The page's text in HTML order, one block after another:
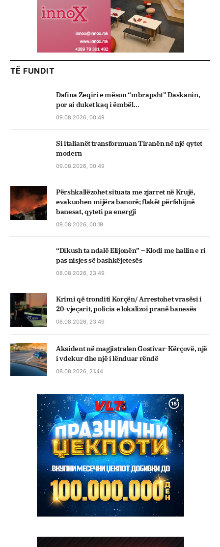
TË FUNDIT
Dafina Zeqiri e mëson “mbrapsht” Daskanin,
por ai duket kaq i ëmbël…
09.08.2026, 00:49
Si italianët transformuan Tiranën në një qytet
modern
09.08.2026, 00:49
Përshkallëzohet situata me zjarret në Krujë,
evakuohen mijëra banorë; flakët përfshijnë
banesat, qyteti pa energji
09.08.2026, 00:19
“Dikush ta ndalë Elijonën” – Klodi me hallin e ri
pas nisjes së bashkëjetesës
08.08.2026, 23:49
Krimi që tronditi Korçën/ Arrestohet vrasësi i
20-vjeçarit, policia e lokalizoi pranë banesës
08.08.2026, 23:49
Aksident në magjistralen Gostivar-Kërçovë, një
i vdekur dhe një i lënduar rëndë
08.08.2026, 21:44